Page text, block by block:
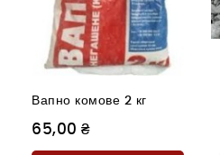
Вапно комове 2 кг
65,00 ₴